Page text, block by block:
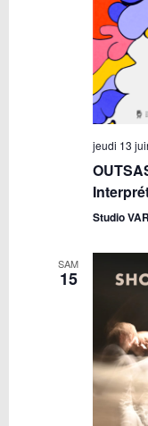
jeudi 13
Studio
SAM
15